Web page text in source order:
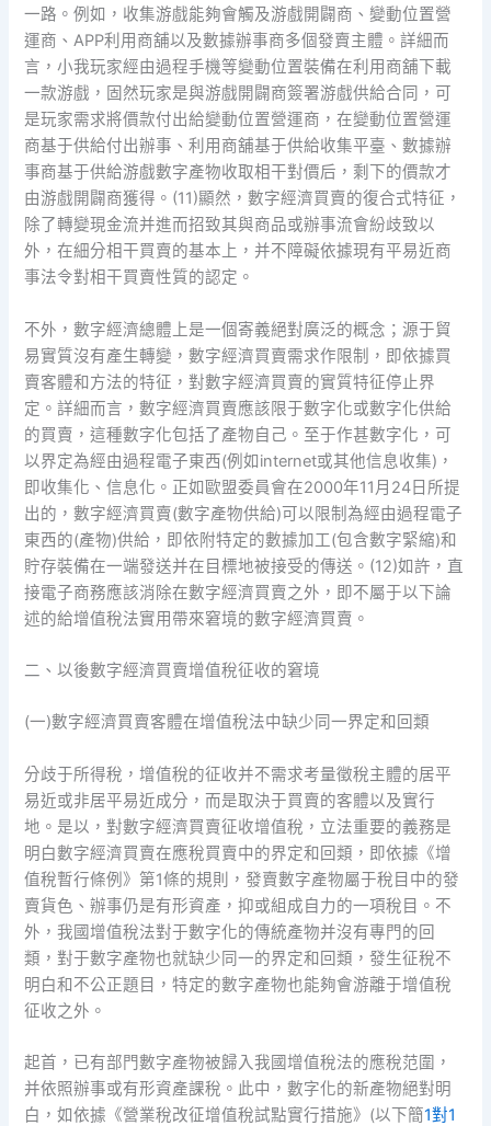
一路。例如，收集游戲能夠會觸及游戲開闢商、變動位置營
運商、APP利用商舖以及數據辦事商多個發賣主體。詳細而
言，小我玩家經由過程手機等變動位置裝備在利用商舖下載
一款游戲，固然玩家是與游戲開闢商簽署游戲供給合同，可
是玩家需求將價款付出給變動位置營運商，在變動位置營運
商基于供給付出辦事、利用商舖基于供給收集平臺、數據辦
事商基于供給游戲數字產物收取相干對價后，剩下的價款才
由游戲開闢商獲得。(11)顯然，數字經濟買賣的復合式特征，
除了轉變現金流并進而招致其與商品或辦事流會紛歧致以
外，在細分相干買賣的基本上，并不障礙依據現有平易近商
事法令對相干買賣性質的認定。
不外，數字經濟總體上是一個寄義絕對廣泛的概念；源于貿
易實質沒有產生轉變，數字經濟買賣需求作限制，即依據買
賣客體和方法的特征，對數字經濟買賣的實質特征停止界
定。詳細而言，數字經濟買賣應該限于數字化或數字化供給
的買賣，這種數字化包括了產物自己。至于作甚數字化，可
以界定為經由過程電子東西(例如internet或其他信息收集)，
即收集化、信息化。正如歐盟委員會在2000年11月24日所提
出的，數字經濟買賣(數字產物供給)可以限制為經由過程電子
東西的(產物)供給，即依附特定的數據加工(包含數字緊縮)和
貯存裝備在一端發送并在目標地被接受的傳送。(12)如許，直
接電子商務應該消除在數字經濟買賣之外，即不屬于以下論
述的給增值稅法實用帶來窘境的數字經濟買賣。
二、以後數字經濟買賣增值稅征收的窘境
(一)數字經濟買賣客體在增值稅法中缺少同一界定和回類
分歧于所得稅，增值稅的征收并不需求考量徵稅主體的居平
易近或非居平易近成分，而是取決于買賣的客體以及實行
地。是以，對數字經濟買賣征收增值稅，立法重要的義務是
明白數字經濟買賣在應稅買賣中的界定和回類，即依據《增
值稅暫行條例》第1條的規則，發賣數字產物屬于稅目中的發
賣貨色、辦事仍是有形資產，抑或組成自力的一項稅目。不
外，我國增值稅法對于數字化的傳統產物并沒有專門的回
類，對于數字產物也就缺少同一的界定和回類，發生征稅不
明白和不公正題目，特定的數字產物也能夠會游離于增值稅
征收之外。
起首，已有部門數字產物被歸入我國增值稅法的應稅范圍，
并依照辦事或有形資產課稅。此中，數字化的新產物絕對明
白，如依據《營業稅改征增值稅試點實行措施》(以下簡1對1